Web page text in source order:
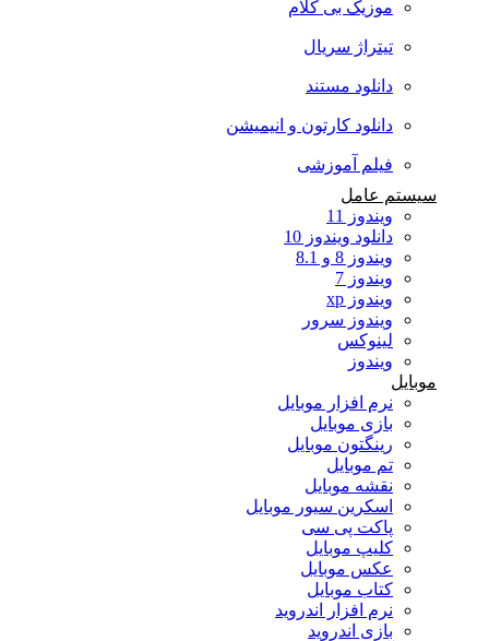
موزیک بی کلام
تیتراژ سریال
دانلود مستند
دانلود کارتون و انیمیشن
فیلم آموزشی
سیستم عامل
ویندوز 11
دانلود ویندوز 10
ویندوز 8 و 8.1
ویندوز 7
ویندوز xp
ویندوز سرور
لینوکس
ویندوز
موبایل
نرم افزار موبایل
بازی موبایل
رینگتون موبایل
تم موبایل
نقشه موبایل
اسکرین سیور موبایل
پاکت پی سی
کلیپ موبایل
عکس موبایل
کتاب موبایل
نرم افزار اندروید
بازی اندروید